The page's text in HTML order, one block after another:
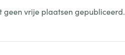
geen vrije plaatsen gepubliceerd.